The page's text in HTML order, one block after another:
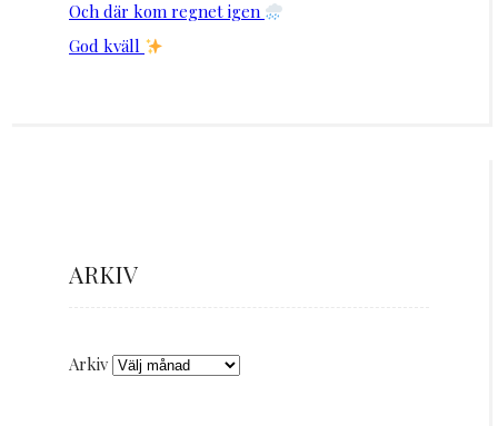
Och där kom regnet igen
God kväll
ARKIV
Arkiv